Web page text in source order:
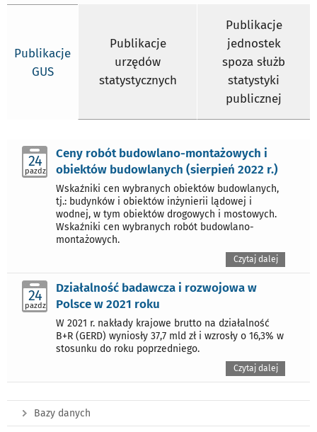
Publikacje
GUS
Publikacje
urzędów
statystycznych
Publikacje
jednostek
spoza służb
statystyki
publicznej
24
pazdz
Ceny robót budowlano-montażowych i
obiektów budowlanych (sierpień 2022 r.)
Wskaźniki cen wybranych obiektów budowlanych,
tj.: budynków i obiektów inżynierii lądowej i
wodnej, w tym obiektów drogowych i mostowych.
Wskaźniki cen wybranych robót budowlano-
montażowych.
Czytaj dalej
24
pazdz
Działalność badawcza i rozwojowa w
Polsce w 2021 roku
W 2021 r. nakłady krajowe brutto na działalność
B+R (GERD) wyniosły 37,7 mld zł i wzrosły o 16,3% w
stosunku do roku poprzedniego.
Czytaj dalej
Bazy danych